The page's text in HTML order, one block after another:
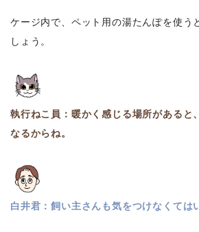
ケージ内で、ペット用の湯たんぽを使う
しょう。
執行ねこ員：暖かく感じる場所があると
なるからね。
白井君：飼い主さんも気をつけなくては